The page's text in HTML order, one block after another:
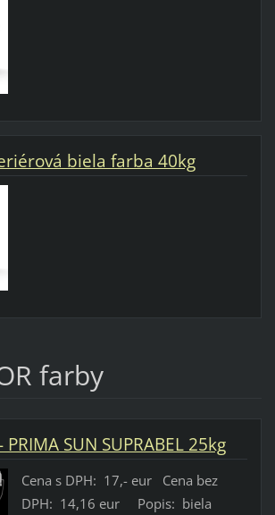
biela farba 40kg
farby
PRIMA SUN SUPRABEL 25kg
Cena s DPH: 17,- eur Cena bez
DPH: 14,16 eur Popis: biela